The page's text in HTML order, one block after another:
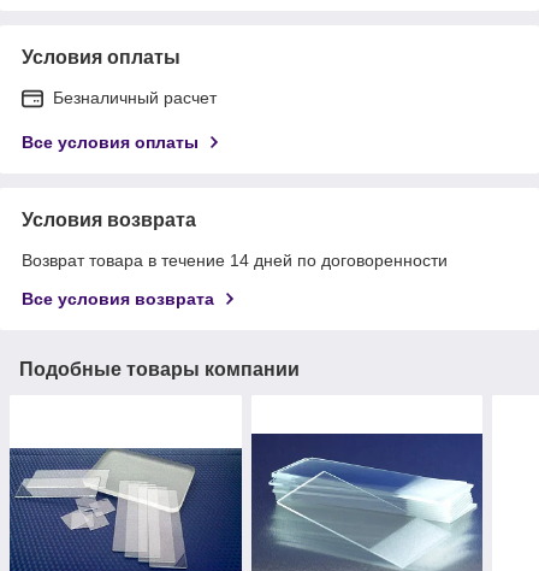
Условия оплаты
Безналичный расчет
Все условия оплаты
Условия возврата
Возврат товара в течение 14 дней по договоренности
Все условия возврата
Подобные товары компании